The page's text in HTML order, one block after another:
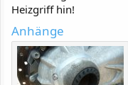
Heizgriff hin!
Anhänge